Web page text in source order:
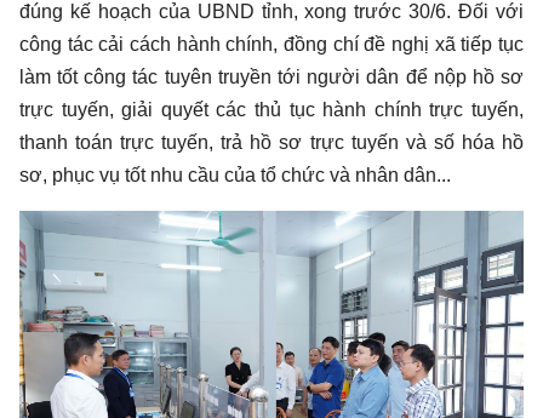
đúng kế hoạch của UBND tỉnh, xong trước 30/6. Đối với
công tác cải cách hành chính, đồng chí đề nghị xã tiếp tục
làm tốt công tác tuyên truyền tới người dân để nộp hồ sơ
trực tuyến, giải quyết các thủ tục hành chính trực tuyến,
thanh toán trực tuyến, trả hồ sơ trực tuyến và số hóa hồ
sơ, phục vụ tốt nhu cầu của tổ chức và nhân dân...